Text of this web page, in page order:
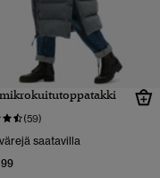
(59)
saatavilla